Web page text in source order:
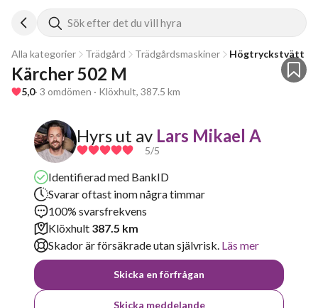
Sök efter det du vill hyra
Alla kategorier Trädgård Trädgårdsmaskiner Högtryckstvätt
Kärcher 502 M
5,0· 3 omdömen · Klöxhult, 387.5 km
Hyrs ut av Lars Mikael A
5/5
Identifierad med BankID
Svarar oftast inom några timmar
100% svarsfrekvens
Klöxhult 387.5 km
Skador är försäkrade utan självrisk. Läs mer
Skicka en förfrågan
Skicka meddelande